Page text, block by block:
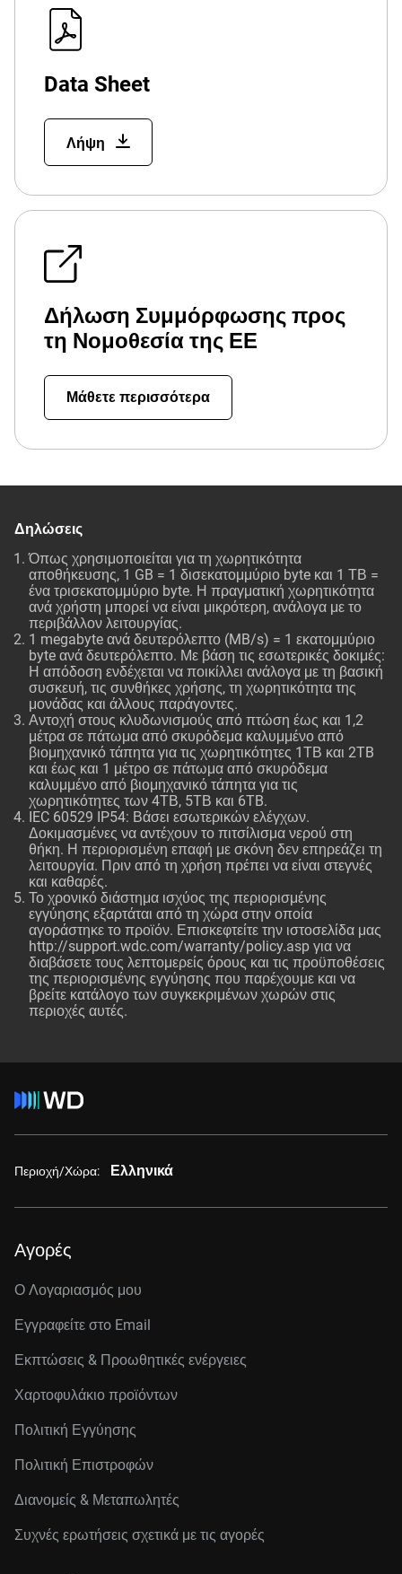
Data Sheet
Λήψη
Δήλωση Συμμόρφωσης προς
τη Νομοθεσία της ΕΕ
Μάθετε περισσότερα
Δηλώσεις
Όπως χρησιμοποιείται για τη χωρητικότητα
αποθήκευσης, 1 GB = 1 δισεκατομμύριο byte και 1 ΤΒ =
ένα τρισεκατομμύριο byte. Η πραγματική χωρητικότητα
ανά χρήστη μπορεί να είναι μικρότερη, ανάλογα με το
περιβάλλον λειτουργίας.
1 megabyte ανά δευτερόλεπτο (MB/s) = 1 εκατομμύριο
byte ανά δευτερόλεπτο. Με βάση τις εσωτερικές δοκιμές:
Η απόδοση ενδέχεται να ποικίλλει ανάλογα με τη βασική
συσκευή, τις συνθήκες χρήσης, τη χωρητικότητα της
μονάδας και άλλους παράγοντες.
Αντοχή στους κλυδωνισμούς από πτώση έως και 1,2
μέτρα σε πάτωμα από σκυρόδεμα καλυμμένο από
βιομηχανικό τάπητα για τις χωρητικότητες 1ΤΒ και 2TB
και έως και 1 μέτρο σε πάτωμα από σκυρόδεμα
καλυμμένο από βιομηχανικό τάπητα για τις
χωρητικότητες των 4ΤΒ, 5ΤΒ και 6TB.
IEC 60529 IP54: Βάσει εσωτερικών ελέγχων.
Δοκιμασμένες να αντέχουν το πιτσίλισμα νερού στη
θήκη. Η περιορισμένη επαφή με σκόνη δεν επηρεάζει τη
λειτουργία. Πριν από τη χρήση πρέπει να είναι στεγνές
και καθαρές.
Το χρονικό διάστημα ισχύος της περιορισμένης
εγγύησης εξαρτάται από τη χώρα στην οποία
αγοράστηκε το προϊόν. Επισκεφτείτε την ιστοσελίδα μας
http://support.wdc.com/warranty/policy.asp για να
διαβάσετε τους λεπτομερείς όρους και τις προϋποθέσεις
της περιορισμένης εγγύησης που παρέχουμε και να
βρείτε κατάλογο των συγκεκριμένων χωρών στις
περιοχές αυτές.
Περιοχή/Χώρα: Ελληνικά
Αγορές
Ο Λογαριασμός μου
Εγγραφείτε στo Email
Εκπτώσεις & Προωθητικές ενέργειες
Χαρτοφυλάκιο προϊόντων
Πολιτική Εγγύησης
Πολιτική Επιστροφών
Διανομείς & Μεταπωλητές
Συχνές ερωτήσεις σχετικά με τις αγορές